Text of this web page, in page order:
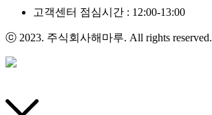
고객센터 점심시간 : 12:00-13:00
ⓒ 2023. 주식회사해마루. All rights reserved.